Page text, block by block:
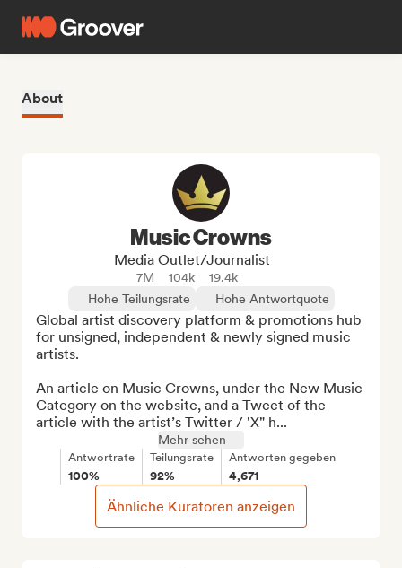
About
Music Crowns
Media Outlet/Journalist
7M 104k
19.4k
Hohe Teilungsrate
Hohe Antwortquote
Global artist discovery platform & promotions hub
for unsigned, independent & newly signed music
artists.
An article on Music Crowns, under the New Music
Category on the website, and a Tweet of the
article with the artist’s Twitter / 'X" h...
Mehr sehen
Antwortrate
100%
Teilungsrate
92%
Antworten gegeben
4,671
Ähnliche Kuratoren anzeigen